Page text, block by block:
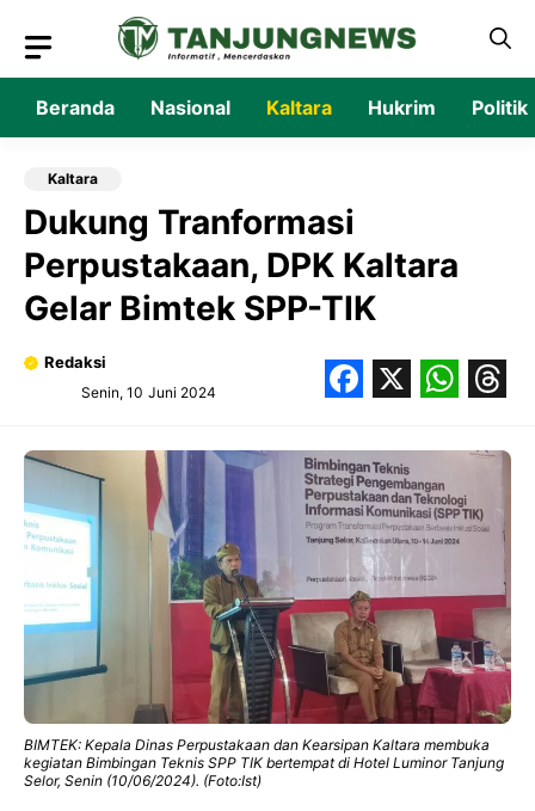
isi
Beranda Nasional Kaltara Hukrim Politik
Kaltara
Dukung Tranformasi
Perpustakaan, DPK Kaltara
Gelar Bimtek SPP-TIK
Redaksi
Senin, 10 Juni 2024
BIMTEK: Kepala Dinas Perpustakaan dan Kearsipan Kaltara membuka
kegiatan Bimbingan Teknis SPP TIK bertempat di Hotel Luminor Tanjung
Selor, Senin (10/06/2024). (Foto:Ist)